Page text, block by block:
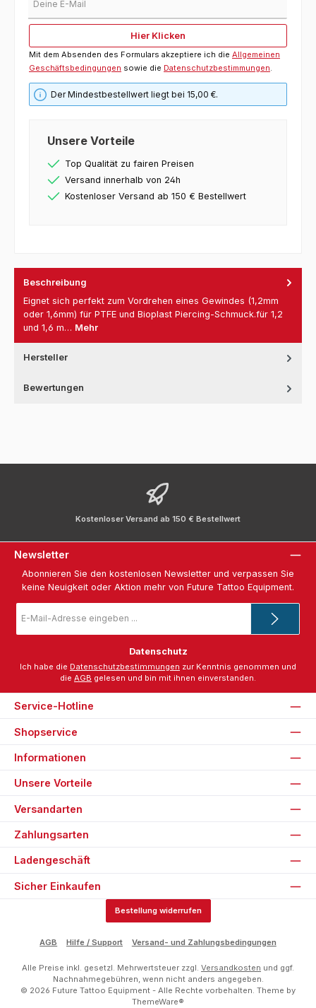
Hier Klicken
Mit dem Absenden des Formulars akzeptiere ich die Allgemeinen
Geschäftsbedingungen sowie die Datenschutzbestimmungen
Der Mindestbestellwert liegt bei 15,00 €.
Unsere Vorteile
Top Qualität zu fairen Preisen
Versand innerhalb von 24h
Kostenloser Versand ab 150 € Bestellwert
Beschreibung
Eignet sich perfekt zum Vordrehen eines Gewindes (1,2mm
oder 1,6mm) für PTFE und Bioplast Piercing-Schmuck.für 1,2
und 1,6 m… Mehr
Hersteller
Bewertungen
Kostenloser Versand ab 150 € Bestellwert
Newsletter
Abonnieren Sie den kostenlosen Newsletter und verpassen Sie
keine Neuigkeit oder Aktion mehr von Future Tattoo Equipment.
Mail-
*
Datenschutz
Ich habe die Datenschutzbestimmungen zur Kenntnis genommen und
die AGB gelesen und bin mit ihnen einverstanden.
Service-Hotline
Shopservice
Informationen
Unsere Vorteile
Versandarten
Zahlungsarten
Ladengeschäft
Sicher Einkaufen
Bestellung widerrufen
AGB Hilfe / Support Versand- und Zahlungsbedingungen
Alle Preise inkl. gesetzl. Mehrwertsteuer zzgl. Versandkosten und ggf.
Nachnahmegebühren, wenn nicht anders angegeben.
© 2026 Future Tattoo Equipment - Alle Rechte vorbehalten. Theme by
ThemeWare®